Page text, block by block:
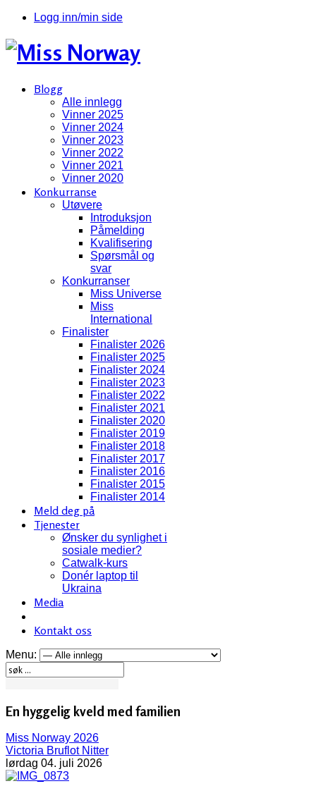
Logg inn/min side
Blogg
Alle innlegg
Vinner 2025
Vinner 2024
Vinner 2023
Vinner 2022
Vinner 2021
Vinner 2020
Konkurranse
Utøvere
Introduksjon
Påmelding
Kvalifisering
Spørsmål og
svar
Konkurranser
Miss Universe
Miss
International
Finalister
Finalister 2026
Finalister 2025
Finalister 2024
Finalister 2023
Finalister 2022
Finalister 2021
Finalister 2020
Finalister 2019
Finalister 2018
Finalister 2017
Finalister 2016
Finalister 2015
Finalister 2014
Meld deg på
Tjenester
Ønsker du synlighet i
sosiale medier?
Catwalk-kurs
Donér laptop til
Ukraina
Media
Kontakt oss
Menu:
En hyggelig kveld med familien
Miss Norway 2026
Victoria Bruflot Nitter
lørdag 04. juli 2026